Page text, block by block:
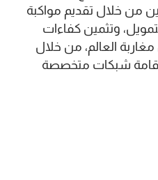
من خلال تقديم مواكبة
وتثمين كفاءات
العالم، من خلال
شبكات متخصصة